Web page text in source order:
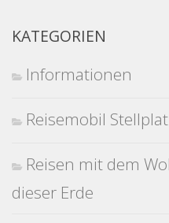
KATEGORIEN
Informationen
Reisemobil
Reisen mit dem
dieser Erde